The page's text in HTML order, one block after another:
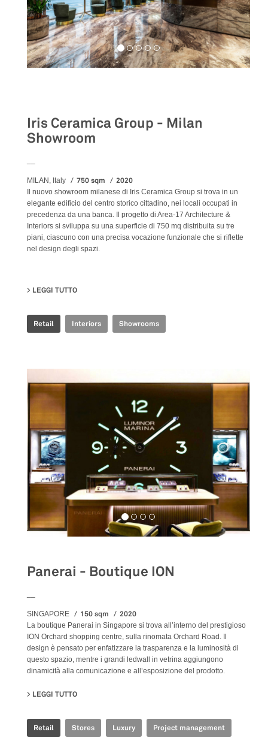
Iris Ceramica Group - Milan
Showroom
MILAN, Italy 750 sqm 2020
Il nuovo showroom milanese di Iris Ceramica Group si trova in un
elegante edificio del centro storico cittadino, nei locali occupati in
precedenza da una banca. Il progetto di Area-17 Architecture &
Interiors si sviluppa su una superficie di 750 mq distribuita su tre
piani, ciascuno con una precisa vocazione funzionale che si riflette
nel design degli spazi.
LEGGI TUTTO
Retail Interiors Showrooms
Panerai - Boutique ION
SINGAPORE 150 sqm 2020
La boutique Panerai in Singapore si trova all’interno del prestigioso
ION Orchard shopping centre, sulla rinomata Orchard Road. Il
design è pensato per enfatizzare la trasparenza e la luminosità di
questo spazio, mentre i grandi ledwall in vetrina aggiungono
dinamicità alla comunicazione e all’esposizione del prodotto.
LEGGI TUTTO
Retail Stores Luxury Project management